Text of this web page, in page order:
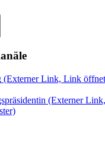
(Externer Link, Link
(Externer